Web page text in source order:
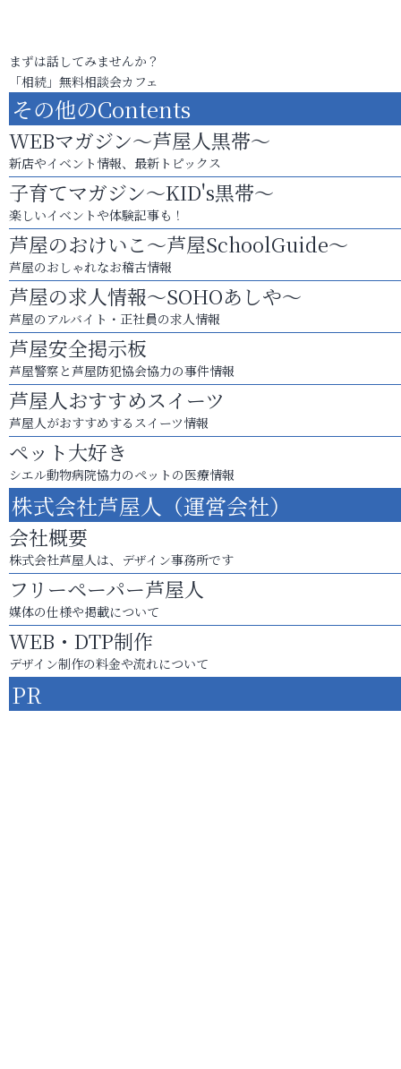
まずは話してみませんか？
「相続」無料相談会カフェ
その他のContents
WEBマガジン～芦屋人黒帯～
新店やイベント情報、最新トピックス
子育てマガジン～KID's黒帯～
楽しいイベントや体験記事も！
芦屋のおけいこ～芦屋SchoolGuide～
芦屋のおしゃれなお稽古情報
芦屋の求人情報～SOHOあしや～
芦屋のアルバイト・正社員の求人情報
芦屋安全掲示板
芦屋警察と芦屋防犯協会協力の事件情報
芦屋人おすすめスイーツ
芦屋人がおすすめするスイーツ情報
ペット大好き
シエル動物病院協力のペットの医療情報
株式会社芦屋人（運営会社）
会社概要
株式会社芦屋人は、デザイン事務所です
フリーペーパー芦屋人
媒体の仕様や掲載について
WEB・DTP制作
デザイン制作の料金や流れについて
PR